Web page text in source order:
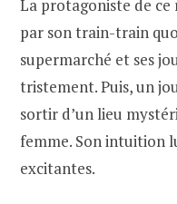
La protagoniste de ce
par son train-train
supermarché et ses
tristement. Puis, un
sortir d’un lieu
femme. Son intuition
excitantes.